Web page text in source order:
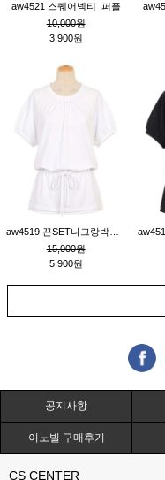
aw4521 스퀘어넥티_퍼플
10,000원
3,900원
15,000원
5,900원
공지사항
이노빌 구매후기
CS CENTER